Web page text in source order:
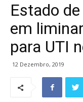
Estado
em
para UTI
12 Dezembro, 2019